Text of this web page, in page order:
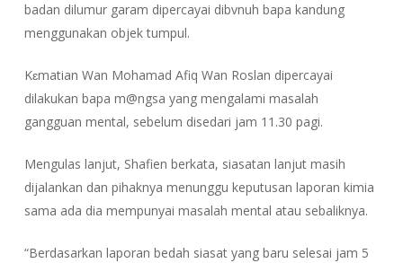
badan dilumur garam dipercayai dibvnuh bapa kandung
menggunakan objek tumpul.
Kɛmatian Wan Mohamad Afiq Wan Roslan dipercayai
dilakukan bapa m@ngsa yang mengalami masalah
gangguan mental, sebelum disedari jam 11.30 pagi.
Mengulas lanjut, Shafien berkata, siasatan lanjut masih
dijalankan dan pihaknya menunggu keputusan laporan kimia
sama ada dia mempunyai masalah mental atau sebaliknya.
“Berdasarkan laporan bedah siasat yang baru selesai jam 5